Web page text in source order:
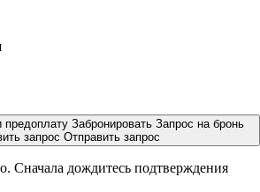
предоплату Забронировать Запрос на бронь
запрос Отправить запрос
Сначала дождитесь подтверждения